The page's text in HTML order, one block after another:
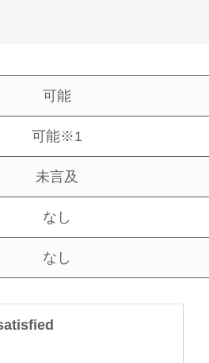
可能
可能※1
未言及
なし
なし